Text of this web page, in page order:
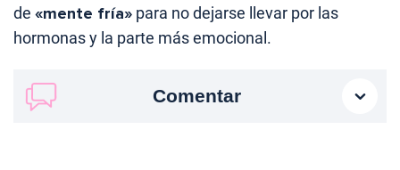
de «mente fría» para no dejarse llevar por las
hormonas y la parte más emocional.
Comentar